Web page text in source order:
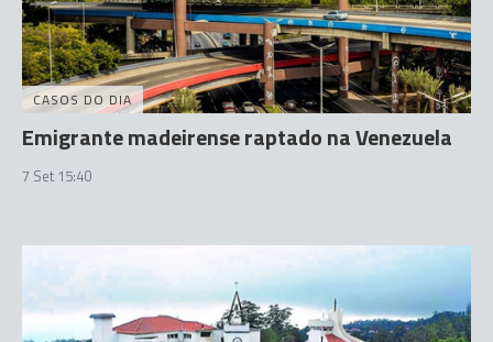
CASOS DO DIA
Emigrante madeirense raptado na Venezuela
7 Set 15:40